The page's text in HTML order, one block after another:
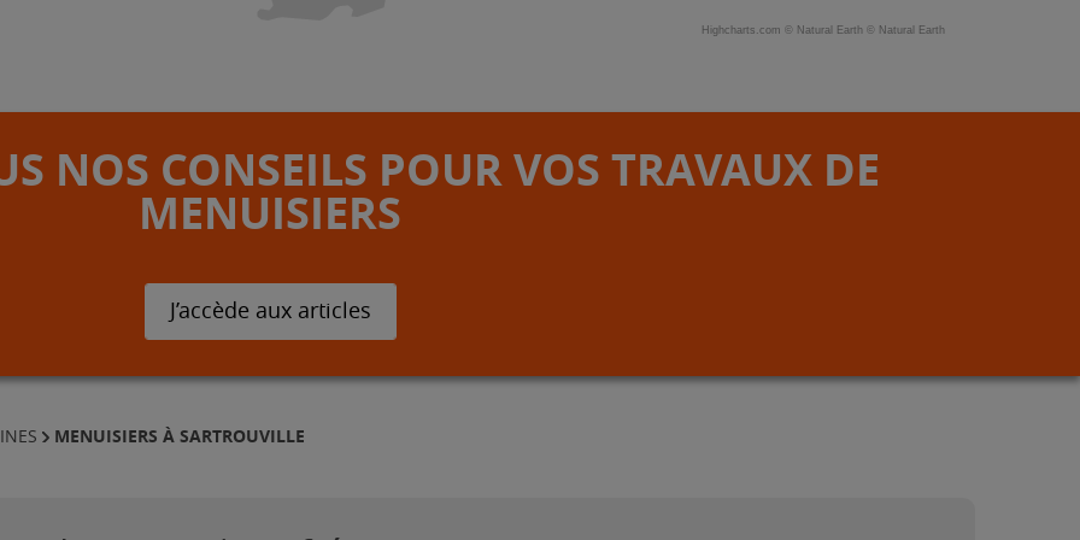
Highcharts.com © Natural Earth © Natural Earth
NOS CONSEILS POUR VOS TRAVAUX DE
MENUISIERS
J’accède aux articles
MENUISIERS À SARTROUVILLE